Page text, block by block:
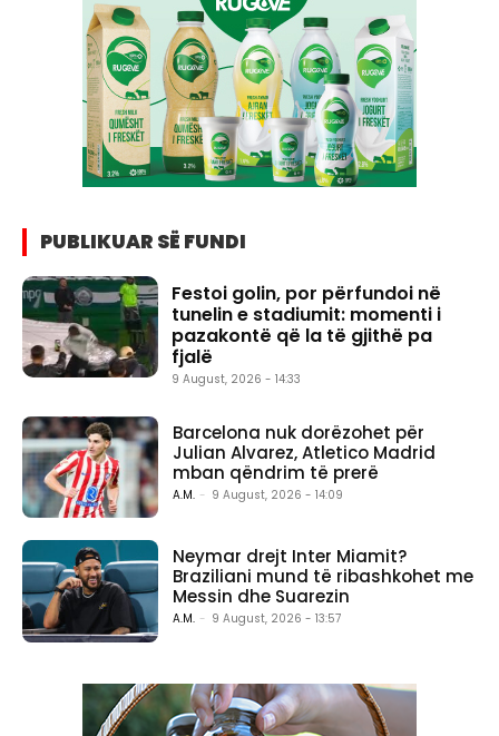
PUBLIKUAR SË FUNDI
Festoi golin, por përfundoi në
tunelin e stadiumit: momenti i
pazakontë që la të gjithë pa
fjalë
9 August, 2026 - 14:33
Barcelona nuk dorëzohet për
Julian Alvarez, Atletico Madrid
mban qëndrim të prerë
A.M. - 9 August, 2026 - 14:09
Neymar drejt Inter Miamit?
Braziliani mund të ribashkohet me
Messin dhe Suarezin
A.M. - 9 August, 2026 - 13:57